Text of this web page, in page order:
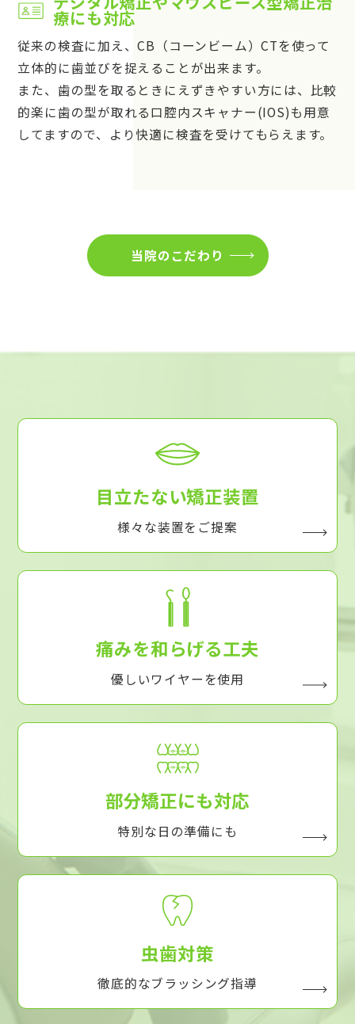
療にも対応
従来の検査に加え、CB（コーンビーム）CTを使って
立体的に歯並びを捉えることが出来ます。
また、歯の型を取るときにえずきやすい方には、比較
的楽に歯の型が取れる口腔内スキャナー(IOS)も用意
してますので、より快適に検査を受けてもらえます。
当院のこだわり
目立たない矯正装置
様々な装置をご提案
痛みを和らげる工夫
優しいワイヤーを使用
部分矯正にも対応
特別な日の準備にも
虫歯対策
徹底的なブラッシング指導